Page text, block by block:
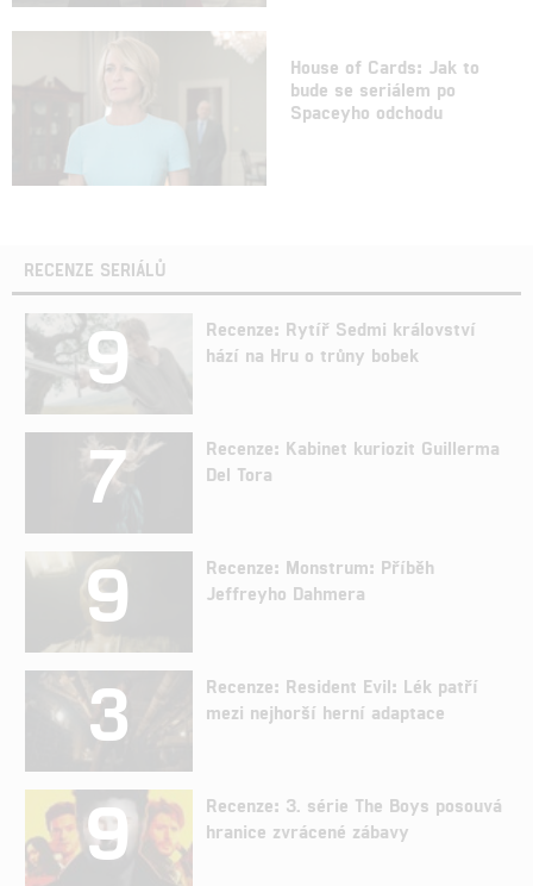
House of Cards: Jak to
bude se seriálem po
Spaceyho odchodu
RECENZE SERIÁLŮ
9
Recenze: Rytíř Sedmi království
hází na Hru o trůny bobek
7
Recenze: Kabinet kuriozit Guillerma
Del Tora
9
Recenze: Monstrum: Příběh
Jeffreyho Dahmera
3
Recenze: Resident Evil: Lék patří
mezi nejhorší herní adaptace
9
Recenze: 3. série The Boys posouvá
hranice zvrácené zábavy